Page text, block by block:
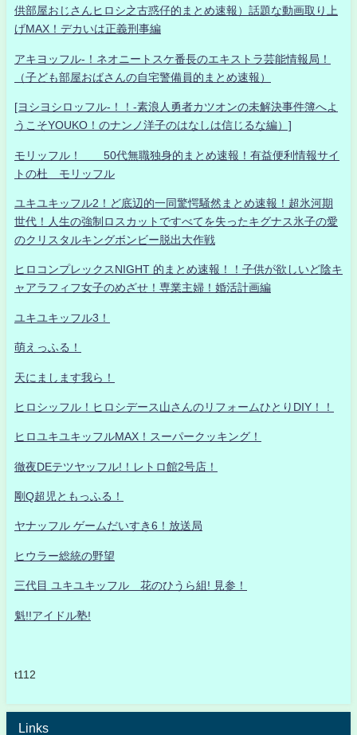
供部屋おじさんヒロシ之古惑仔的まとめ速報）話題な動画取り上
げMAX！デカいは正義刑事編
アキヨッフル-！ネオニートスケ番長のエキストラ芸能情報局！
（子ども部屋おばさんの自宅警備員的まとめ速報）
[ヨシヨシロッフル-！！-素浪人勇者カツオンの未解決事件簿へよ
うこそYOUKO！のナンノ洋子のはなしは信じるな編）]
モリッフル！ 50代無職独身的まとめ速報！有益便利情報サイ
トの杜 モリッフル
ユキユキッフル2！ど底辺的一同驚愕騒然まとめ速報！超氷河期
世代！人生の強制ロスカットですべてを失ったキグナス氷子の愛
のクリスタルキングボンビー脱出大作戦
ヒロコンプレックスNIGHT 的まとめ速報！！子供が欲しいど陰キ
ャアラフィフ女子のめざせ！専業主婦！婚活計画編
ユキユキッフル3！
萌えっふる！
天にまします我ら！
ヒロシッフル！ヒロシデース山さんのリフォームひとりDIY！！
ヒロユキユキッフルMAX！スーパークッキング！
徹夜DEテツヤッフル!！レトロ館2号店！
剛Q超児ともっふる！
ヤナッフル ゲームだいすき6！放送局
ヒウラー総統の野望
三代目 ユキユキッフル 花のひうら組! 見参！
魁!!アイドル塾!
t112
Links